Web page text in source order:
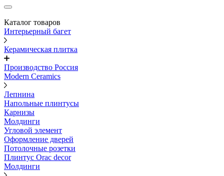
Каталог товаров
Интерьерный багет
Керамическая плитка
Производство Россия
Modern Ceramics
Лепнина
Напольные плинтусы
Карнизы
Молдинги
Угловой элемент
Оформление дверей
Потолочные розетки
Плинтус Orac decor
Молдинги